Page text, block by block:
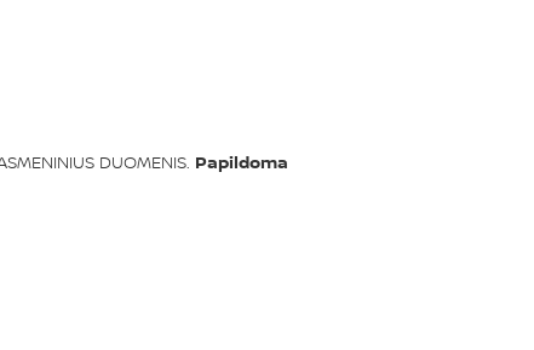
DUOMENIS. Papildoma